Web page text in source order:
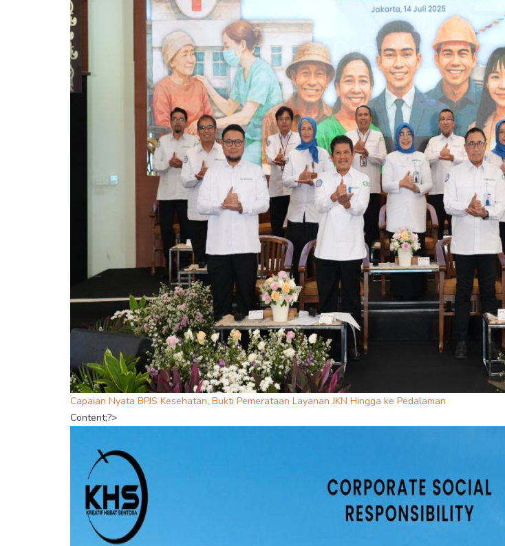
Capaian Nyata BPJS Kesehatan, Bukti Pemerataan Layanan JKN Hingga ke Pedalaman
Content;?>